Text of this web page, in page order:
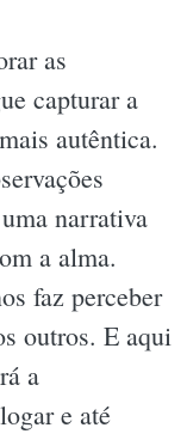
as
capturar a
autêntica.
narrativa
a alma.
faz perceber
outros. E aqui
a
e até